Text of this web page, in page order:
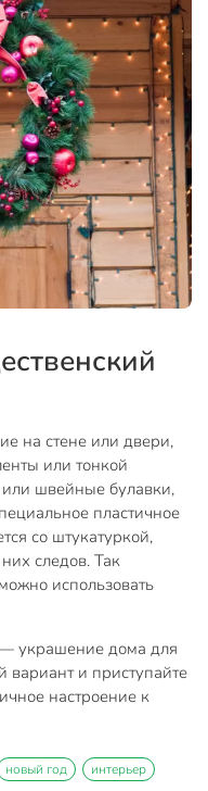
на стене или двери,
или тонкой
или швейные булавки,
пластичное
со штукатуркой,
следов. Так
использовать
украшение дома для
вариант и приступайте
настроение к
новый год интерьер